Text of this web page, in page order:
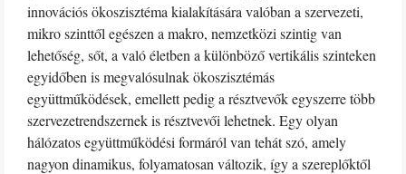
innovációs ökoszisztéma kialakítására valóban a szervezeti,
mikro szinttől egészen a makro, nemzetközi szintig van
lehetőség, sőt, a való életben a különböző vertikális szinteken
egyidőben is megvalósulnak ökoszisztémás
együttműködések, emellett pedig a résztvevők egyszerre több
szervezetrendszernek is résztvevői lehetnek. Egy olyan
hálózatos együttműködési formáról van tehát szó, amely
nagyon dinamikus, folyamatosan változik, így a szereplőktől